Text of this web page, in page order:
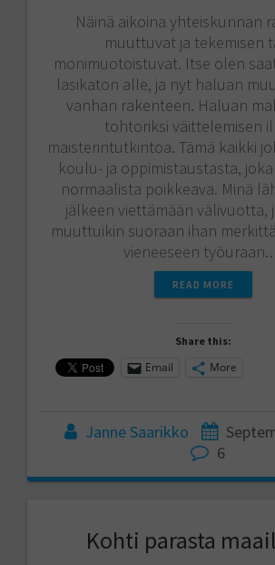
Näinä aikoina yhteiskunnan
muuttuvat ja tekemisen
monimuotoistuvat. Itse olen
lasikaton alle, ja nyt haluan
vanhan rakenteen. Haluan
tohtoriksi väittelemisen
maisterintutkintoa. Tämä kaikki
koulu- ja oppimistaustasta,
normaalista poikkeava. Minä
jälkeen viettämään välivuotta,
muuttuikin suoraan ihan
vieneeseen
READ MORE
Share this:
Email More
Janne Saarikko
6
Kohti parasta